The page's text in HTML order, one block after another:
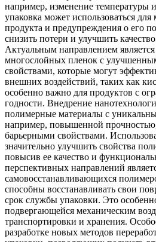
например, изменение температуры
упаковка может использоваться
продукта и предупреждения о его
снизить потери и улучшить
Актуальным направлением является
многослойных пленок с
свойствами, которые могут
внешних воздействий, таких как
особенно важно для продуктов с
годности. Внедрение
полимерные материалы с
например, повышенной
барьерными свойствами.
значительно улучшить свойства
повысив ее качество и
перспективных направлений
самовосстанавливающихся
способны восстанавливать свои
срок службы упаковки. Это
подвергающейся механическим
транспортировки и хранения.
разработке новых методов